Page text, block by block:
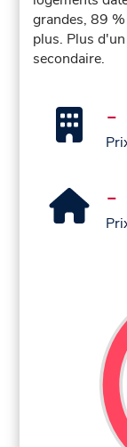
grandes, 89
plus. Plus
secondaire.
-
-